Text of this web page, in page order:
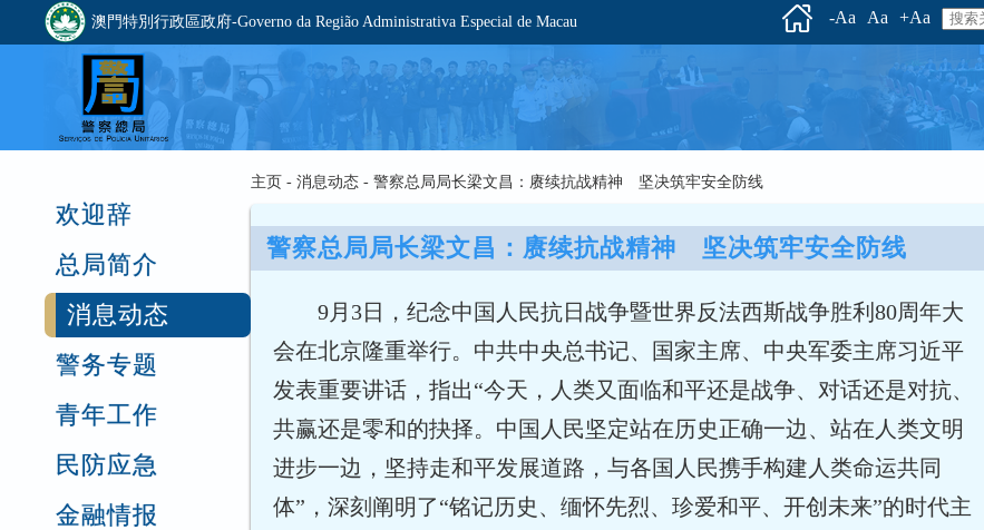
澳門特別行政區政府-Governo da Região Administrativa Especial de Macau -Aa Aa +Aa
欢迎辞
总局简介
消息动态
警务专题
青年工作
民防应急
金融情报
主页 - 消息动态 - 警察总局局长梁文昌：赓续抗战精神 坚决筑牢安全防线
警察总局局长梁文昌：赓续抗战精神　坚决筑牢安全防线
9月3日，纪念中国人民抗日战争暨世界反法西斯战争胜利80周年大
会在北京隆重举行。中共中央总书记、国家主席、中央军委主席习近平
发表重要讲话，指出“今天，人类又面临和平还是战争、对话还是对抗、
共赢还是零和的抉择。中国人民坚定站在历史正确一边、站在人类文明
进步一边，坚持走和平发展道路，与各国人民携手构建人类命运共同
体”，深刻阐明了“铭记历史、缅怀先烈、珍爱和平、开创未来”的时代主